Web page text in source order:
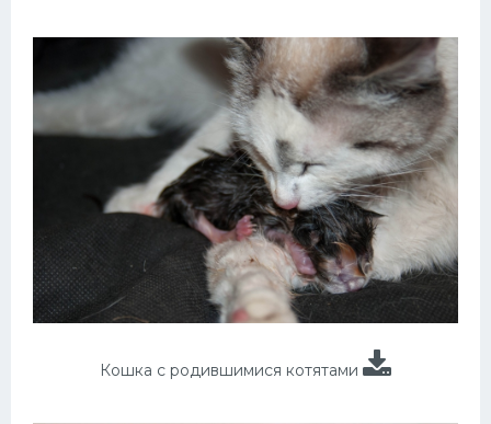
Кошка с родившимися котятами